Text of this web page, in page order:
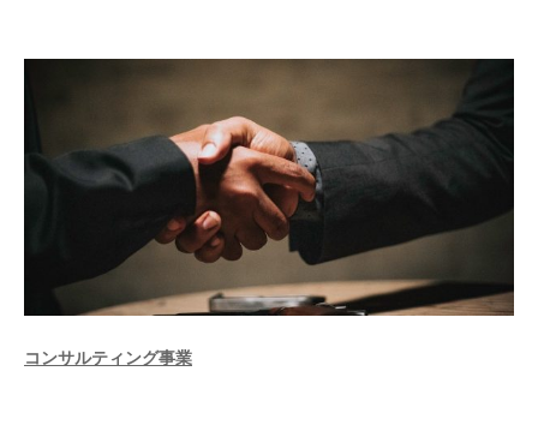
コンサルティング事業